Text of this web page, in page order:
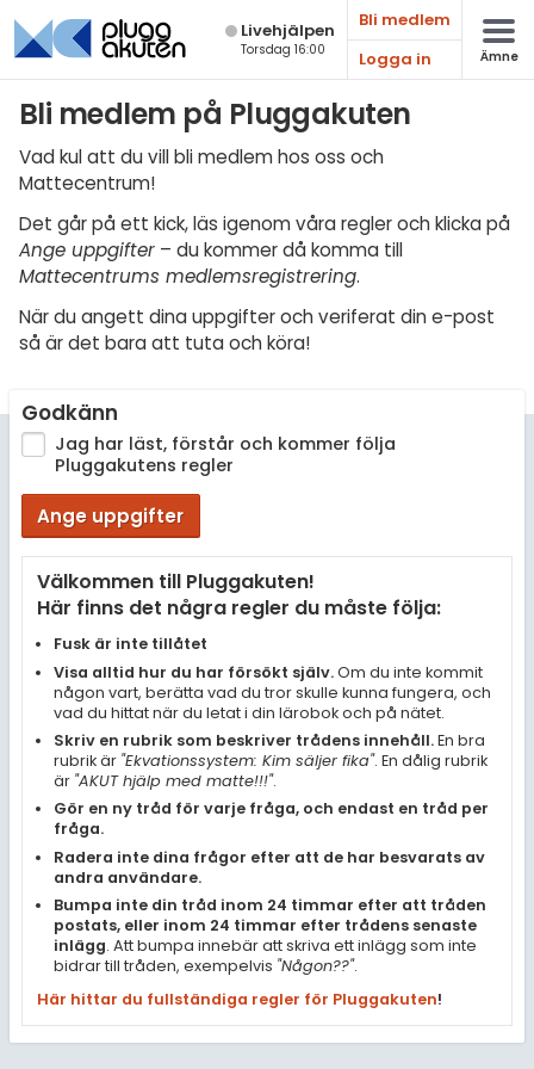
Live­hjälpen
Torsdag 16:00
Bli medlem
Logga in
Ämne
Bli medlem på Pluggakuten
Vad kul att du vill bli medlem hos oss och
Mattecentrum!
Det går på ett kick, läs igenom våra regler och klicka på
Ange uppgifter – du kommer då komma till
Mattecentrums medlemsregistrering.
När du angett dina uppgifter och veriferat din e-post
så är det bara att tuta och köra!
Godkänn
Jag har läst, förstår och kommer följa
Pluggakutens regler
Ange uppgifter
Välkommen till Pluggakuten!
Här finns det några regler du måste följa:
Fusk är inte tillåtet
Visa alltid hur du har försökt själv.Om du inte kommit
någon vart, berätta vad du tror skulle kunna fungera, och
vad du hittat när du letat i din lärobok och på nätet.
Skriv en rubrik som beskriver trådens innehåll.En bra
rubrik är "Ekvationssystem: Kim säljer fika". En dålig rubrik
är "AKUT hjälp med matte!!!".
Gör en ny tråd för varje fråga, och endast en tråd per
fråga.
Radera inte dina frågor efter att de har besvarats av
andra användare.
Bumpa inte din tråd inom 24 timmar efter att tråden
postats, eller inom 24 timmar efter trådens senaste
inlägg. Att bumpa innebär att skriva ett inlägg som inte
bidrar till tråden, exempelvis "Någon??".
Här hittar du fullständiga regler för Pluggakuten!
Matematik
Fysik
Biologi
Teknik & Bygg
Programmering
Engelska
Ekonomi
Övriga diskussioner
Livehjälpen
Regler
För lärare
11 inloggade
Om Pluggakuten